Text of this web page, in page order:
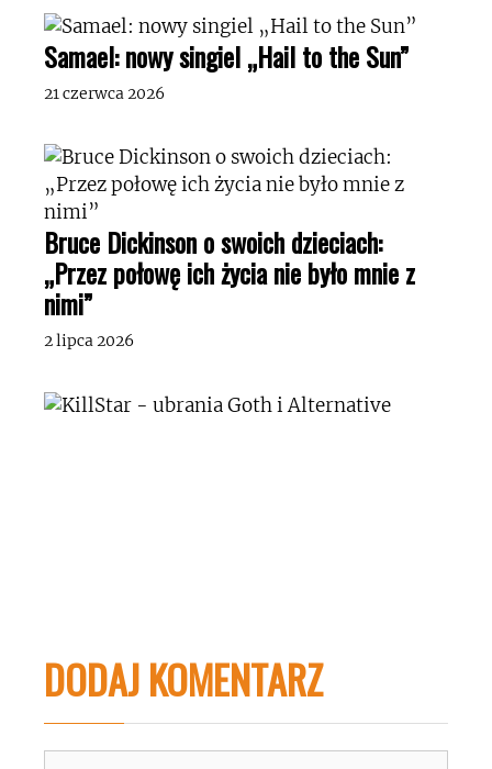
Samael: nowy singiel „Hail to the Sun”
21 czerwca 2026
Bruce Dickinson o swoich dzieciach:
„Przez połowę ich życia nie było mnie z
nimi”
2 lipca 2026
DODAJ KOMENTARZ